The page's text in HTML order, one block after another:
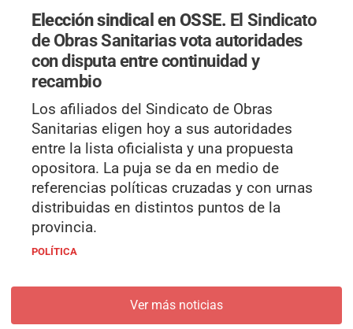
Elección sindical en OSSE. El Sindicato
de Obras Sanitarias vota autoridades
con disputa entre continuidad y
recambio
Los afiliados del Sindicato de Obras
Sanitarias eligen hoy a sus autoridades
entre la lista oficialista y una propuesta
opositora. La puja se da en medio de
referencias políticas cruzadas y con urnas
distribuidas en distintos puntos de la
provincia.
POLÍTICA
Ver más noticias